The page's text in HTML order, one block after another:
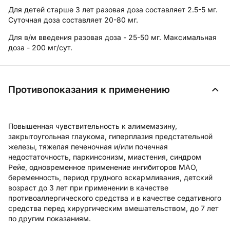
Для детей старше 3 лет разовая доза составляет 2.5-5 мг.
Суточная доза составляет 20-80 мг.
Для в/м введения разовая доза - 25-50 мг. Максимальная
доза - 200 мг/сут.
Противопоказания к применению
Повышенная чувствительность к алимемазину,
закрытоугольная глаукома, гиперплазия предстательной
железы, тяжелая печеночная и/или почечная
недостаточность, паркинсонизм, миастения, синдром
Рейе, одновременное применение ингибиторов МАО,
беременность, период грудного вскармливания, детский
возраст до 3 лет при применении в качестве
противоаллергического средства и в качестве седативного
средства перед хирургическим вмешательством, до 7 лет
по другим показаниям.